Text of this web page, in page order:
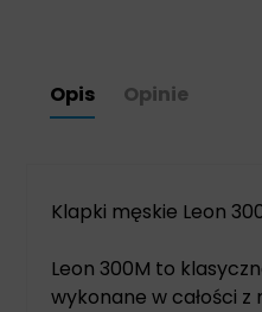
Opis Opinie
Klapki męskie Leon
Leon 300M to
wykonane w całości